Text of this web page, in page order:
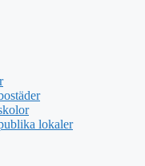
lokaler